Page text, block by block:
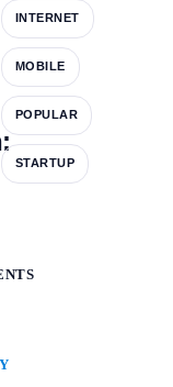
INTERNET
MOBILE
POPULAR
STARTUP